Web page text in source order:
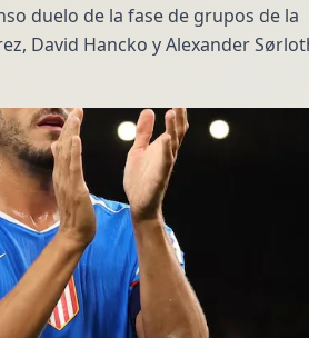
duelo de la fase de grupos de la
David Hancko y Alexander